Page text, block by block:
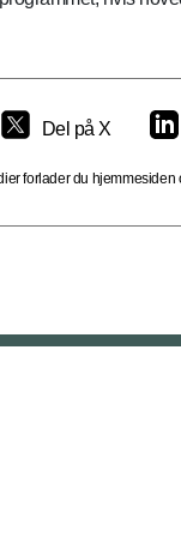
Del på X
forlader du